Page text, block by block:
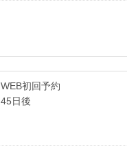
WEB初回予約
45日後